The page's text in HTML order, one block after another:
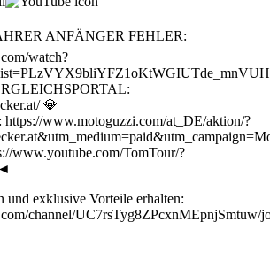
ANFÄNGER FEHLER:
watch?
💎
www.motoguzzi.com/at_DE/aktion/?
www.youtube.com/TomTour/?
und exklusive Vorteile erhalten:
channel/UC7rsTyg8ZPcxnMEpnjSmtuw/